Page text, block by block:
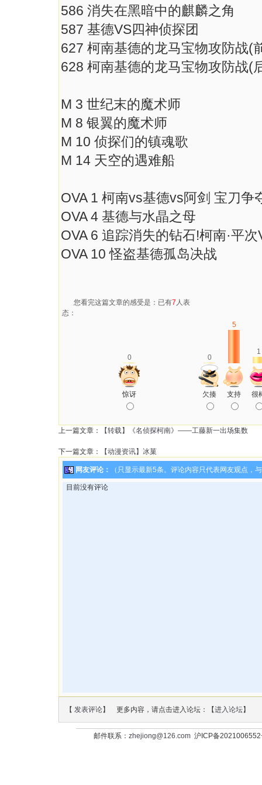
586 消失在黑暗中的麒麟之角
587 基德VS四神侦探团
627 柯南基德的龙马宝物攻防战(
628 柯南基德的龙马宝物攻防战(
M 3 世纪末的魔术师
M 8 银翼的魔术师
M 10 侦探们的镇魂歌
M 14 天空的遇难船
OVA 1 柯南vs基德vs阿剑 宝刀争
OVA 4 基德与水晶之母
OVA 6 追踪消失的钻石!柯南·平
OVA 10 怪盗基德孤岛决战
您看完这篇文章的感受是：已有7 人表
态：
0 0
5
1
惊讶 欠揍 支持 很
上一篇文章： 【转载】《名侦探柯南》——工藤新一出场集数
下一篇文章： 【动漫资讯】冰菓
网友评论： （只显示最新5条。评论内容只代表网友观点，
目前没有评论
【 发表评论】 更多内容，请点击进入论坛：【进入论坛】
邮件联系： zhejiong@126.com沪ICP备